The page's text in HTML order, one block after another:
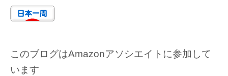
このブログはAmazonアソシエイトに参加して
います